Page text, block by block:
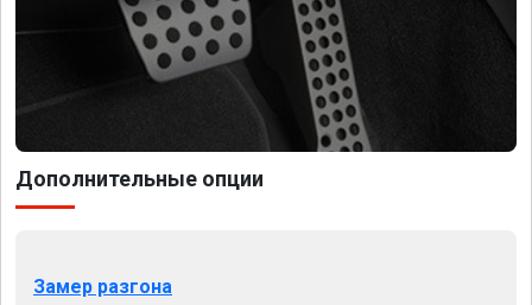
Дополнительные опции
Замер разгона